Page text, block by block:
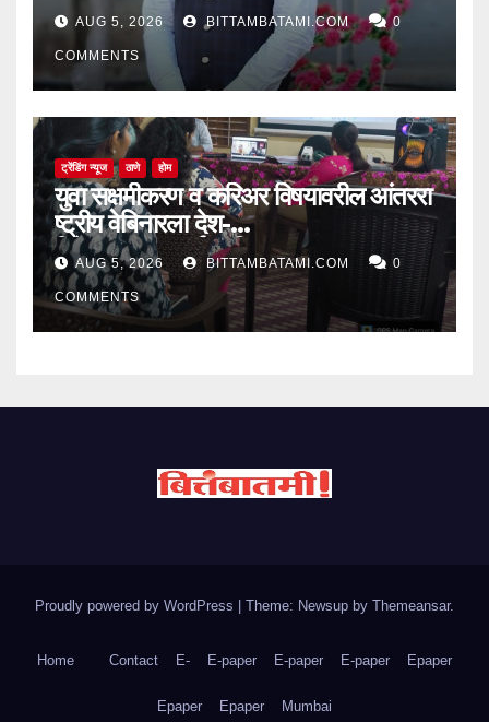
AUG 5, 2026 BITTAMBATAMI.COM 0
COMMENTS
ट्रेंडिंग न्यूज ठाणे होम
युवा सक्षमीकरण व करिअर विषयावरील आंतररा
ष्ट्रीय वेबिनारला देश-
विदेशातून उत्स्फूर्त प्रतिसाद
AUG 5, 2026 BITTAMBATAMI.COM 0
COMMENTS
Proudly powered by WordPress | Theme: Newsup by Themeansar.
Home Contact E- E-paper E-paper E-paper Epaper
Epaper Epaper Mumbai